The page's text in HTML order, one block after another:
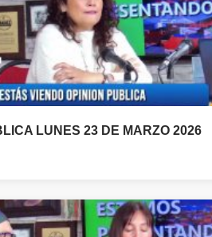
LUNES 23 DE MARZO 2026